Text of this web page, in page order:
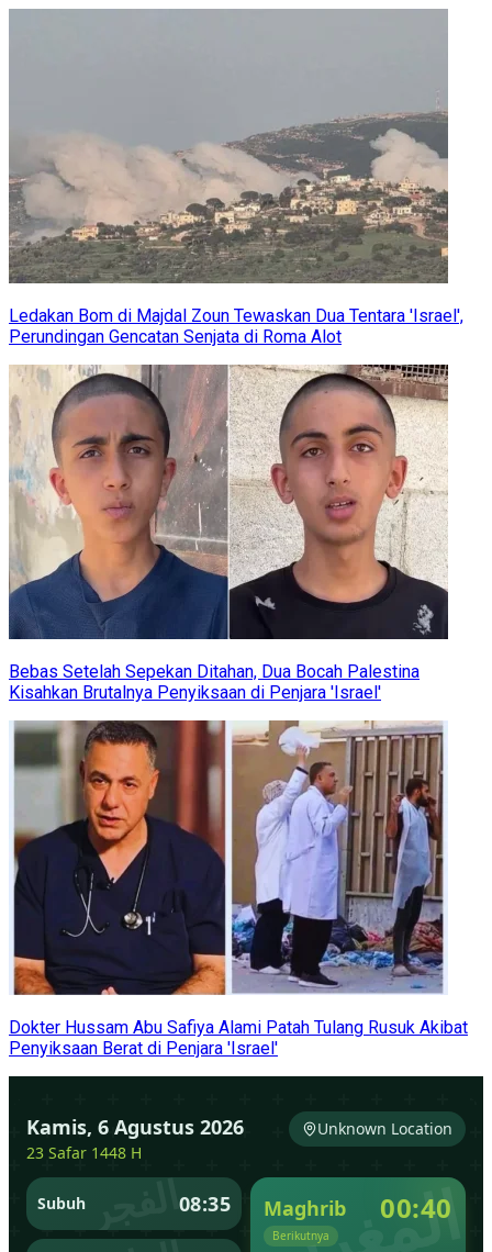
Ledakan Bom di Majdal Zoun Tewaskan Dua Tentara 'Israel',
Perundingan Gencatan Senjata di Roma Alot
Bebas Setelah Sepekan Ditahan, Dua Bocah Palestina
Kisahkan Brutalnya Penyiksaan di Penjara 'Israel'
Dokter Hussam Abu Safiya Alami Patah Tulang Rusuk Akibat
Penyiksaan Berat di Penjara 'Israel'